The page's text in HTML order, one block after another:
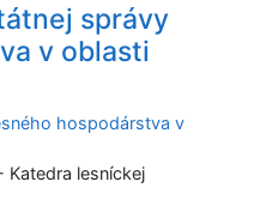
správy
v oblasti
hospodárstva v
Katedra lesníckej